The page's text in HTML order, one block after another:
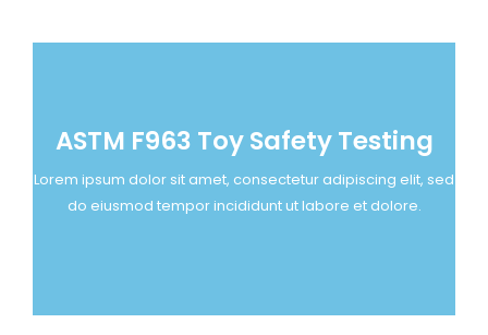
ASTM F963 Toy Safety Testing
Lorem ipsum dolor sit amet, consectetur adipiscing elit, sed
do eiusmod tempor incididunt ut labore et dolore.
ASTM F963 Toy Safety Testing
Lorem ipsum dolor sit amet, consectetur adipiscing elit, sed
do eiusmod tempor incididunt ut labore et dolore.